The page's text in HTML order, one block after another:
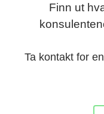
Finn ut
Ta kontakt for